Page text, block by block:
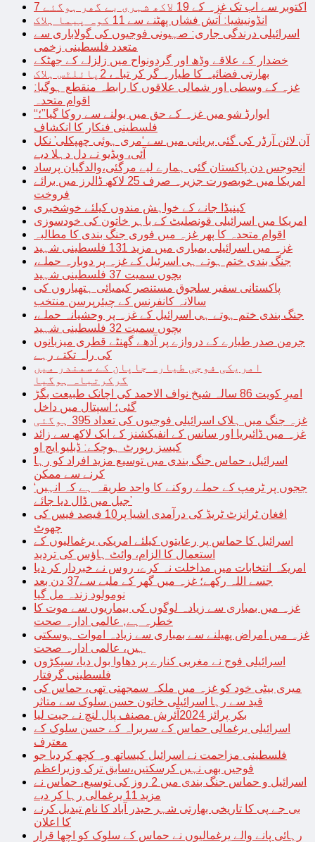
7 اکتوبر سے اب تک غزہ کے 19 لاکھ شہری بے گھر ہوگئے
انڈونیشیا: آتش فشاں پھٹنے سے 11 کوہ پیما ہلاک
اسرائیلی درندگی جاری: صہیونی فوجیوں کی گولاباری سے
متعدد فلسطینی زخمی
خضدار کے علاقے وڈھ اور گردونواح میں زلزلے کے جھٹکے
بھارتی فضائیہ کا طیارہ گر کر تباہ، 2پائلٹس ہلاک
غزہ کے وسطی اور شمالی علاقوں کا رابطہ منقطع ہوگیا:
اقوام متحدہ
“ایوارڈ شو میں غزہ کے حق میں بولنے سے روکا گیا”؛
فلسطینی فنکار کا انکشاف
آن لائن آرڈر کی گئی بریانی میں سے ‘مری ہوئی چھپکلی’ نکل
آئی، ویڈیو نے دل دہلا دیے
انجوجس دن پاکستان گئی ہمارے لیے مرگئی،والدگیان پرساد
امریکا میں خوبصورت جزیرہ صرف 25 لاکھ ڈالرز میں برائے
فروخت
کینیڈا جانے کے خواہش مندوں کیلئے خوشخبری
امریکا میں اسرائیلی قونصلیٹ کے باہر خاتون کی خودسوزی
اقوام متحدہ کا پھر غزہ میں فوری جنگ بندی کا مطالبہ
غزہ میں اسرائیلی بمباری میں مزید 131 فلسطینی شہید
جنگ بندی ختم ہوتے ہی اسرئیل کے غزہ پر دوبارہ حملے،
بچوں سمیت 37 فلسطینی شہید
پاکستانی سفیر سلجوق مستنصر کیمیائی ہتھیاروں کی
سالانہ کانفرنس کے چیئرپرسن منتخب
جنگ بندی ختم ہوتے ہی اسرائیل کے غزہ پر وحشیانہ حملے،
بچوں سمیت 32 فلسطینی شہید
جرمن صدر طیارے کے دروازے پر آدھے گھنٹے قطری میزبانوں
کی راہ تکتے رہے
امریکی فوجی طیارہ جاپان کے سمندر میں
گرکرتباہ ہوگیا
امیرِ کویت 86 سالہ شیخ نواف الاحمد کی اچانک طبیعت بگڑ
گئی؛ اسپتال میں داخل
غزہ جنگ میں ہلاک اسرائیلی فوجیوں کی تعداد 395 ہوگئی
غزہ میں ڈائیریا اور سانس کے انفیکشنز کے ایک لاکھ سے زائد
کیسز رپورٹ ہوچکے: ڈبلیو ایچ او
اسرائیل، حماس جنگ بندی میں توسیع مزید افراد کو رہا
کرنے سے ممکن
‘ججوں پر ٹرمپ کے حملے روکنے کا واحد طریقہ ہے کہ انہیں
جیل میں ڈال دیا جائے’
افغان ٹرانزٹ ٹریڈ کی درآمدی اشیا پر10 فیصد فیس کی
چھوٹ
اسرائیل کا حماس پر رعایتوں کیلئے امریکی یرغمالیوں کے
استعمال کا الزام، وائٹ ہاؤس کی تردید
امریکہ انتخابات میں مداخلت نہ کرے، روس نے خبردار کر دیا
جسے اللہ رکھے؛ غزہ میں گھر کے ملبے سے37 دن بعد
نومولود زندہ مل گیا
غزہ میں بمباری سے زیادہ لوگوں کی بیماریوں سے موت کا
خطرہ ہے, عالمی ادارہ صحت
غزہ میں امراض پھیلنے سے بمباری سے زیادہ اموات ہوسکتی
ہیں، عالمی ادارہ صحت
اسرائیلی فوج نے مغربی کنارے پر دھاوا بول دیا، سیکڑوں
فلسطینی گرفتار
میری بیٹی خود کو غزہ میں ملکہ سمجھتی تھی، حماس کی
قید سے رہا اسرائیلی خاتون حسن سلوک سے متاثر
بکر پرائز 2024آئرش مصنف پال لنچ نے جیت لیا
اسرائیلی یرغمالی حماس کے سربراہ کے حسن سلوک کے
معترف
فلسطینی مزاحمت نے اسرائیل کیساتھ وہ کچھ کردیا جو
فوجیں بھی نہیں کرسکتیں،سابق ترک وزیراعظم
اسرائیل و حماس جنگ بندی میں 2 روز کی توسیع، حماس نے
مزید 11 یرغمالی رہا کر دیے
بی جے پی کا تاریخی بھارتی شہر حیدر آباد کا نام تبدیل کرنے
کا اعلان
رہائی پانے والے یرغمالیوں نے حماس کے سلوک کو اچھا قرار